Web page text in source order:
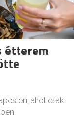
étterem
ahol csak